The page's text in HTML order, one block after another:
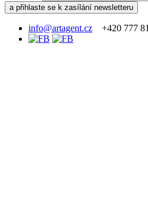
info@artagent.cz +420 777